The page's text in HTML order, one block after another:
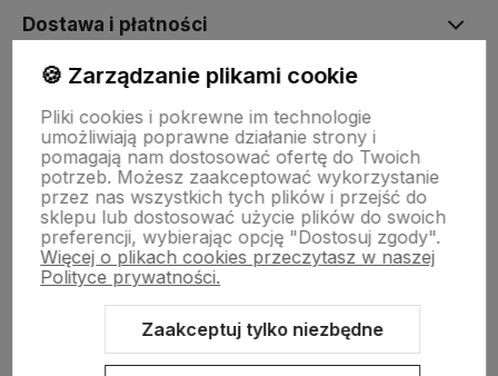
Dostawa i płatności
Obsługa hurtowa
Sklep internetowy Shoper Premium
Szablon Shoper Modern 3.0™
🍪 Zarządzanie plikami cookie
Pliki cookies i pokrewne im technologie
umożliwiają poprawne działanie strony i
pomagają nam dostosować ofertę do Twoich
potrzeb. Możesz zaakceptować wykorzystanie
przez nas wszystkich tych plików i przejść do
sklepu lub dostosować użycie plików do swoich
preferencji, wybierając opcję "Dostosuj zgody".
Więcej o plikach cookies przeczytasz w naszej
Polityce prywatności.
Zaakceptuj tylko niezbędne